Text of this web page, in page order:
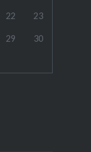
22 23
29 30